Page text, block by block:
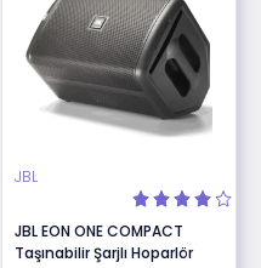
JBL
JBL EON ONE COMPACT
Taşınabilir Şarjlı Hoparlör